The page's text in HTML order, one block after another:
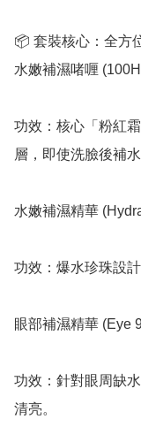
📦 套裝核心：全方
水嫩補濕啫喱
功效：核心「粉紅
層，即使洗臉後補
水嫩補濕精華
功效：爆水珍珠設
眼部補濕精華 (Eye
功效：針對眼周缺
清亮。